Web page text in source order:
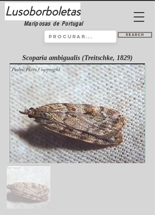
Lusoborboletas
Mariposas de Portugal
Search
Scoparia ambigualis (Treitschke, 1829)